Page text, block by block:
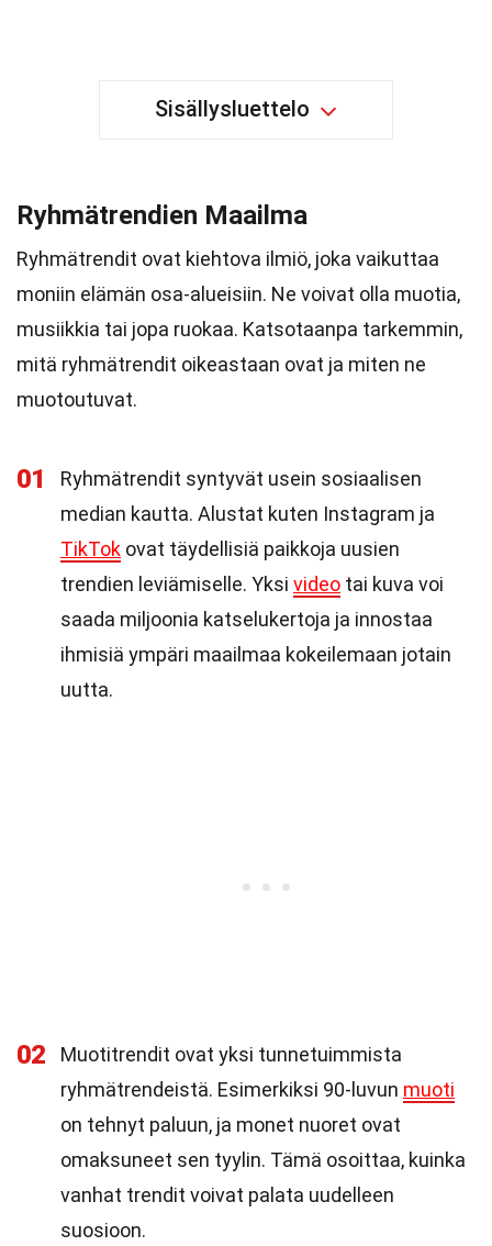
Sisällysluettelo
Ryhmätrendien Maailma
Ryhmätrendit ovat kiehtova ilmiö, joka vaikuttaa
moniin elämän osa-alueisiin. Ne voivat olla muotia,
musiikkia tai jopa ruokaa. Katsotaanpa tarkemmin,
mitä ryhmätrendit oikeastaan ovat ja miten ne
muotoutuvat.
01
Ryhmätrendit syntyvät usein sosiaalisen
median kautta. Alustat kuten Instagram ja
TikTok ovat täydellisiä paikkoja uusien
trendien leviämiselle. Yksi video tai kuva voi
saada miljoonia katselukertoja ja innostaa
ihmisiä ympäri maailmaa kokeilemaan jotain
uutta.
02
Muotitrendit ovat yksi tunnetuimmista
ryhmätrendeistä. Esimerkiksi 90-luvun muoti
on tehnyt paluun, ja monet nuoret ovat
omaksuneet sen tyylin. Tämä osoittaa, kuinka
vanhat trendit voivat palata uudelleen
suosioon.